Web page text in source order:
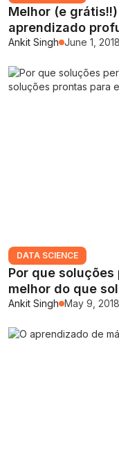
Melhor (e
aprendizado
Ankit Singh June 1, 2018
DATA SCIENCE
Por que
melhor do que
Ankit Singh May 9, 2018